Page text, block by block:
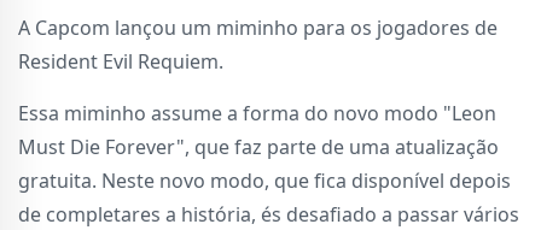
A Capcom lançou um miminho para os jogadores de
Resident Evil Requiem.
Essa miminho assume a forma do novo modo "Leon
Must Die Forever", que faz parte de uma atualização
gratuita. Neste novo modo, que fica disponível depois
de completares a história, és desafiado a passar vários